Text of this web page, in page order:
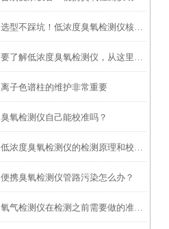
选型不踩坑！低浓度臭氧检测仪核心选购要点解析
要了解低浓度臭氧检测仪，从这里开始
离子色谱柱的维护非常重要
臭氧检测仪自己能校准吗？
低浓度臭氧检测仪的检测原理和校准方法
便携臭氧检测仪管路污染怎么办？
氧气检测仪在检测之前需要做的准备工作